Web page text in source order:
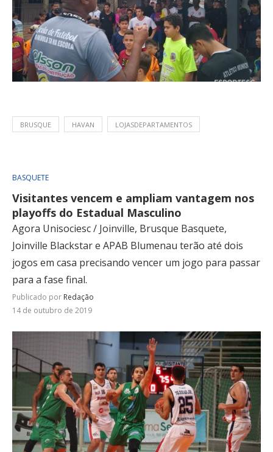
BRUSQUE HAVAN LOJASDEPARTAMENTOS
BASQUETE
Visitantes vencem e ampliam vantagem nos
playoffs do Estadual Masculino
Agora Unisociesc / Joinville, Brusque Basquete,
Joinville Blackstar e APAB Blumenau terão até dois
jogos em casa precisando vencer um jogo para passar
para a fase final.
Publicado por Redação
14 de outubro de 2019